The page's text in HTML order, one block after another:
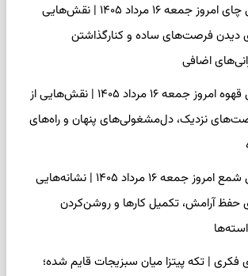
فال چای امروز جمعه ۱۶ مرداد ۱۴۰۵ | نقش‌هایی
دیدن فرصت‌های ساده و کنارگذاشتن
اضافی
فال قهوه امروز جمعه ۱۶ مرداد ۱۴۰۵ | نقش‌هایی از
نزدیک، دل‌مشغولی‌های پنهان و راه‌های
فال شمع امروز جمعه ۱۶ مرداد ۱۴۰۵ | نشانه‌هایی
حفظ آرامش، تکمیل کارها و روشن‌کردن
فکری | تکه پیتزا میان سبزیجات قایم شده؛